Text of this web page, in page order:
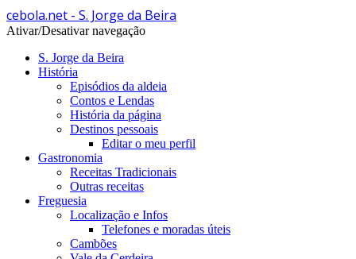
cebola.net - S. Jorge da Beira
Ativar/Desativar navegação
S. Jorge da Beira
História
Episódios da aldeia
Contos e Lendas
História da página
Destinos pessoais
Editar o meu perfil
Gastronomia
Receitas Tradicionais
Outras receitas
Freguesia
Localização e Infos
Telefones e moradas úteis
Cambões